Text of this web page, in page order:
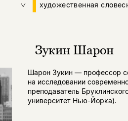
художественная
Зукин Шарон
Шарон Зукин — профессор
на исследовании
преподаватель
университет Нью-Йорка).